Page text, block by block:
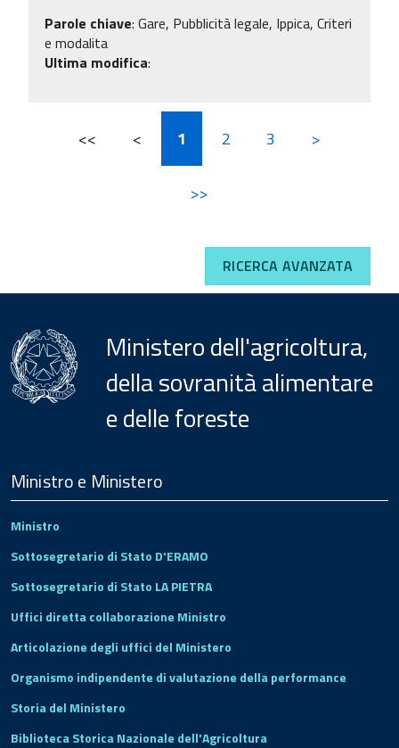
Parole chiave: Gare, Pubblicità legale, Ippica, Criteri
e modalita
Ultima modifica:
<< < 1 2 3 >
>>
RICERCA AVANZATA
Ministero dell'agricoltura,
della sovranità alimentare
e delle foreste
Footer
Ministro e Ministero
Ministro
Sottosegretario di Stato D'ERAMO
Sottosegretario di Stato LA PIETRA
Uffici diretta collaborazione Ministro
Articolazione degli uffici del Ministero
Organismo indipendente di valutazione della performance
Storia del Ministero
Biblioteca Storica Nazionale dell'Agricoltura